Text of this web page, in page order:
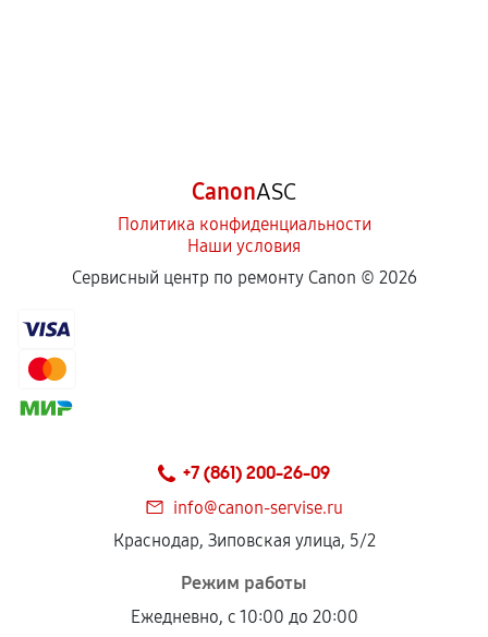
CanonASC
Политика конфиденциальности
Наши условия
Сервисный центр по ремонту Canon © 2026
+7 (861) 200-26-09
info@canon-servise.ru
Краснодар, Зиповская улица, 5/2
Режим работы
Ежедневно, с 10:00 до 20:00